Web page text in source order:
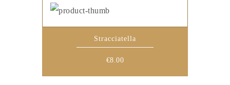
Stracciatella
€8.00